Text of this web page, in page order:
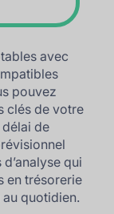
avec
pouvez
clés de votre
de
qui
en trésorerie
quotidien.